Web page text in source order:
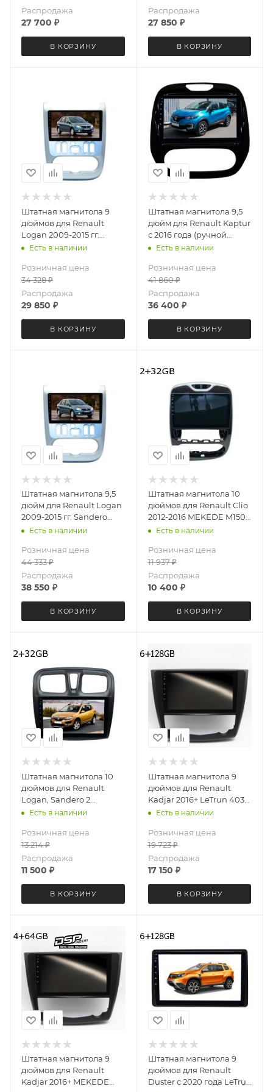
Распродажа
27 700 ₽
В КОРЗИНУ
Распродажа
27 850 ₽
В КОРЗИНУ
Штатная магнитола 9
дюймов для Renault
Logan 2009-2015 гг.
Sandero 2009-2014 гг.
Android 13 6+64 Gb
Есть в наличии
Розничная цена
34 328₽
Распродажа
29 850 ₽
В КОРЗИНУ
Штатная магнитола 9,5
дюйм для Renault Kaptur
с 2016 года (ручной
климат) Teyes CC4 2901-
6+64 Gb
Есть в наличии
Розничная цена
41 860₽
Распродажа
36 400 ₽
В КОРЗИНУ
Штатная магнитола 9,5
дюйм для Renault Logan
2009-2015 гг. Sandero
2009-2014 гг. Teyes CC4
Android 13 6+64 Gb
Есть в наличии
Розничная цена
44 333₽
Распродажа
38 550 ₽
В КОРЗИНУ
Штатная магнитола 10
дюймов для Renault Clio
2012-2016 MEKEDE M150S
4323-6199 Android 12 2+32
Есть в наличии
Розничная цена
11 937₽
Распродажа
10 400 ₽
В КОРЗИНУ
Штатная магнитола 10
дюймов для Renault
Logan, Sandero 2
поколение с 2014 года
6199 Android 12 2+32 Gb
Есть в наличии
Розничная цена
13 214₽
Распродажа
11 500 ₽
В КОРЗИНУ
Штатная магнитола 9
дюймов для Renault
Kadjar 2016+ LeTrun 4033-
6494 Android 12 UIS8581A
Есть в наличии
Розничная цена
19 723₽
Распродажа
17 150 ₽
В КОРЗИНУ
Штатная магнитола 9
дюймов для Renault
Kadjar 2016+ MEKEDE
Штатная магнитола 9
дюймов для Renault
Duster с 2020 года LeTrun